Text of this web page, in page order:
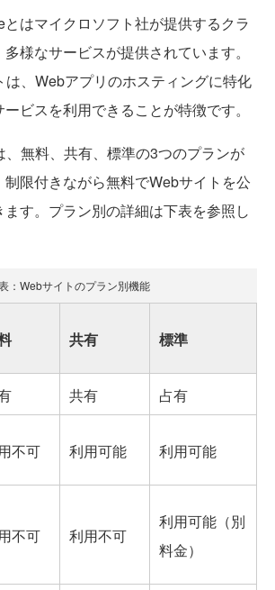
はマイクロソフト社が提供するクラ
様なサービスが提供されています。
は、Webアプリのホスティングに特化
ビスを利用できることが特徴です。
無料、共有、標準の3つのプランが
限付きながら無料でWebサイトを公
す。プラン別の詳細は下表を参照し
：Webサイトのプラン別機能
共有 標準
共有
占有
不可 利用可能 利用可能
不可 利用不可
利用可能（別
料金）